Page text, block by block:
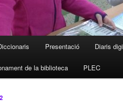
Presentació Diaris
de la biblioteca PLEC